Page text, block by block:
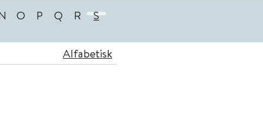
O P Q R S
Alfabetisk